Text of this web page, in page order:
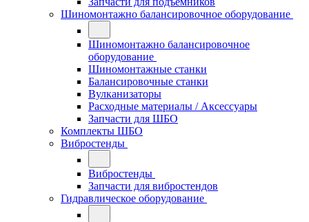
Шиномонтажно балансировочное оборудование
Шиномонтажно балансировочное
оборудование
Шиномонтажные станки
Балансировочные станки
Вулканизаторы
Расходные материалы / Аксессуары
Запчасти для ШБО
Комплекты ШБО
Вибростенды
Вибростенды
Запчасти для вибростендов
Гидравлическое оборудование